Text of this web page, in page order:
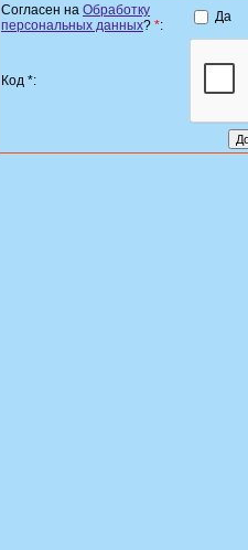
Согласен на Обработку
персональных данных? *:
Да
Код *: